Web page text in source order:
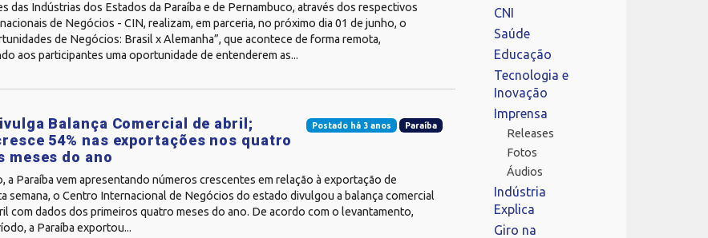
das Indústrias dos Estados da Paraíba e de Pernambuco, através dos respectivos
de Negócios - CIN, realizam, em parceria, no próximo dia 01 de junho, o
de Negócios: Brasil x Alemanha”, que acontece de forma remota,
aos participantes uma oportunidade de entenderem as...
Postado há 3 anos Paraíba
Balança Comercial de abril;
54% nas exportações nos quatro
meses do ano
a Paraíba vem apresentando números crescentes em relação à exportação de
semana, o Centro Internacional de Negócios do estado divulgou a balança comercial
com dados dos primeiros quatro meses do ano. De acordo com o levantamento,
a Paraíba exportou...
CNI
Saúde
Educação
Tecnologia e
Inovação
Imprensa
Releases
Fotos
Áudios
Indústria
Explica
Giro na